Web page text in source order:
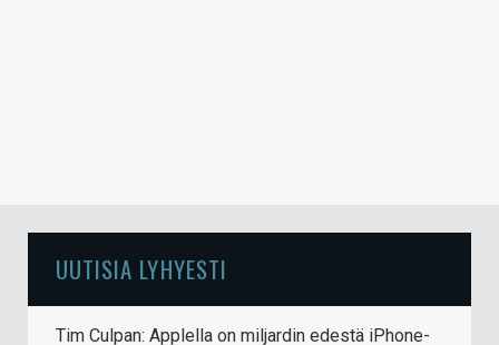
UUTISIA LYHYESTI
Tim Culpan: Applella on miljardin edestä iPhone-